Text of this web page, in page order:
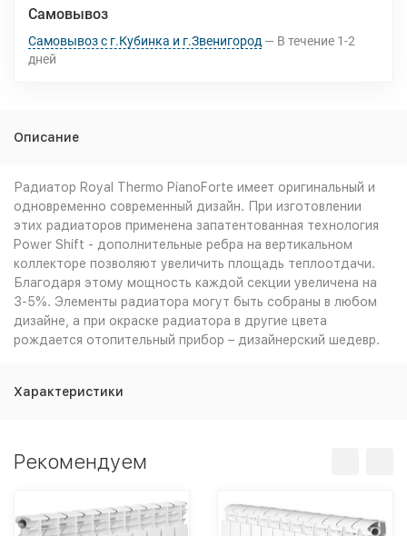
Самовывоз
Самовывоз с г.Кубинка и г.Звенигород В течение 1-2
дней
Описание
Радиатор Royal Thermo PianoForte имеет оригинальный и
одновременно современный дизайн. При изготовлении
этих радиаторов применена запатентованная технология
Power Shift - дополнительные ребра на вертикальном
коллекторе позволяют увеличить площадь теплоотдачи.
Благодаря этому мощность каждой секции увеличена на
3-5%. Элементы радиатора могут быть собраны в любом
дизайне, а при окраске радиатора в другие цвета
рождается отопительный прибор – дизайнерский шедевр.
Характеристики
Рекомендуем